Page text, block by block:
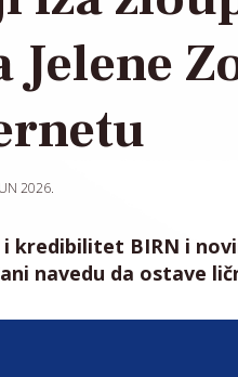
Jelene
2026.
BIRN i
navedu da ostave